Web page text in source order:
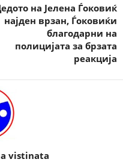
на Јелена Ѓоковиќ
најден врзан, Ѓоковиќи
благодарни на
полицијата за брзата
реакција
vistinata